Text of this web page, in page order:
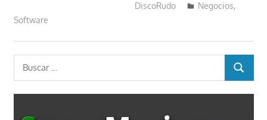
DiscoRudo
Negocios,
Software
Buscar:
BUSCAR